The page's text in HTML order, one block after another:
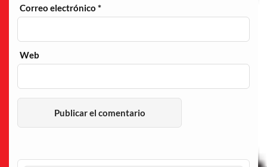
Correo electrónico*
Web